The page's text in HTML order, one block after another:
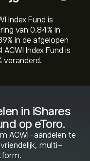
in iShares
op eToro.
ACWI-aandelen te
multi-
Index Fund is
van ‎0.84‎% in
in de afgelopen
ACWI Index Fund is
veranderd.